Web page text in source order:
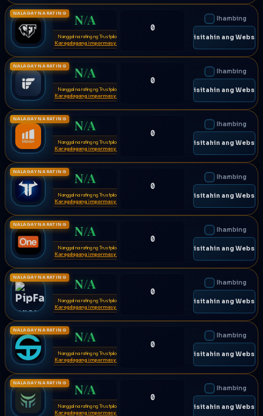
NALAGAY NA RATING N/A
Nanggal na rating ng Trustpilot
Karagdagang impormasyon
0
Ihambing
🌐 Bisitahin ang
NALAGAY NA RATING N/A
Nanggal na rating ng Trustpilot
Karagdagang impormasyon
0
Ihambing
🌐 Bisitahin ang
NALAGAY NA RATING N/A
Nanggal na rating ng Trustpilot
Karagdagang impormasyon
0
Ihambing
🌐 Bisitahin ang
NALAGAY NA RATING N/A
Nanggal na rating ng Trustpilot
Karagdagang impormasyon
0
Ihambing
🌐 Bisitahin ang
NALAGAY NA RATING N/A
Nanggal na rating ng Trustpilot
Karagdagang impormasyon
0
Ihambing
🌐 Bisitahin ang
NALAGAY NA RATING N/A
Nanggal na rating ng Trustpilot
Karagdagang impormasyon
0
Ihambing
🌐 Bisitahin ang
NALAGAY NA RATING N/A
Nanggal na rating ng Trustpilot
Karagdagang impormasyon
0
Ihambing
🌐 Bisitahin ang
NALAGAY NA RATING N/A
Nanggal na rating ng Trustpilot
Karagdagang impormasyon
0
Ihambing
🌐 Bisitahin ang